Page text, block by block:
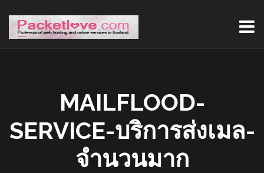
MAILFLOOD-
SERVICE-บริการส่งเมล-
จำนวนมาก